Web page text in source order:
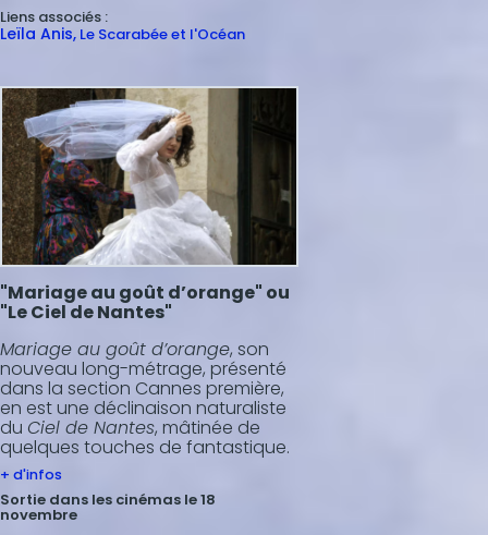
Liens associés :
Leïla Anis Le Scarabée et l'Océan
"Mariage au goût d’orange" ou
"Le Ciel de Nantes"
Mariage au goût d’orange, son
nouveau long-métrage, présenté
dans la section Cannes première,
en est une déclinaison naturaliste
du Ciel de Nantes, mâtinée de
quelques touches de fantastique.
+ d'infos
Sortie dans les cinémas le 18
novembre